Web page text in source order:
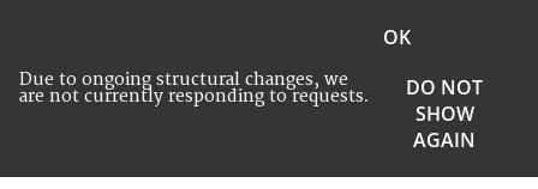
Due to ongoing structural changes, we
are not currently responding to requests.
OK
DO NOT
SHOW
AGAIN